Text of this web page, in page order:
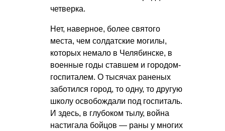
четверка.
Нет, наверное, более святого
места, чем солдатские могилы,
которых немало в Челябинске, в
военные годы ставшем и городом-
госпиталем. О тысячах раненых
заботился город, то одну, то другую
школу освобождали под госпиталь.
И здесь, в глубоком тылу, война
настигала бойцов — раны у многих